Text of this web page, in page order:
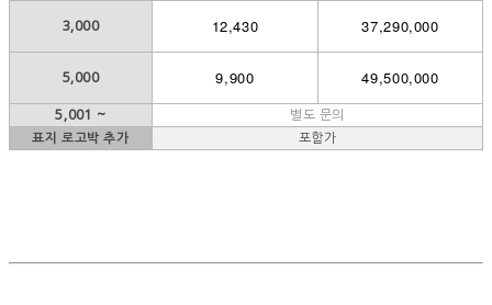
3,000 12,430 37,290,000
5,000 9,900 49,500,000
5,001 ~
별도 문의
표지 로고박 추가
포함가